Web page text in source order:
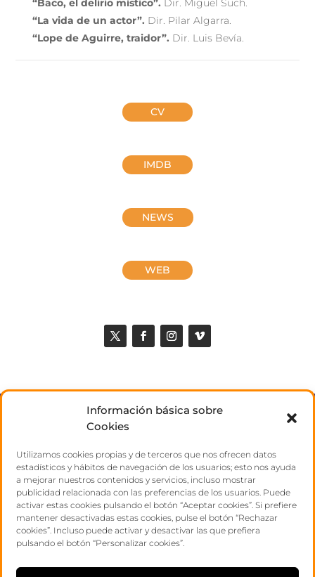
Información básica sobre
Cookies
Utilizamos cookies propias y de terceros que nos ofrecen datos
estadísticos y hábitos de navegación de los usuarios; esto nos ayuda
a mejorar nuestros contenidos y servicios, incluso mostrar
publicidad relacionada con las preferencias de los usuarios. Puede
activar estas cookies pulsando el botón “Aceptar cookies”. Si prefiere
mantener desactivadas estas cookies, pulse el botón “Rechazar
cookies”. Incluso puede activar y desactivar las que prefiera
pulsando el botón “Personalizar cookies”.
“Baco, el delirio místico”. Dir. Miguel Such.
“La vida de un actor”. Dir. Pilar Algarra.
“Lope de Aguirre, traidor”. Dir. Luis Bevía.
CV
IMDB
NEWS
WEB
ABOUT US
TALENTS
CONTACT
POLÍTICA DE PRIVACIDAD
AVISO LEGAL